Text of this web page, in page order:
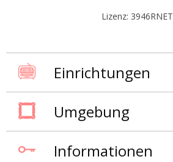
Lizenz: 3946RNET
Einrichtungen
Umgebung
Informationen